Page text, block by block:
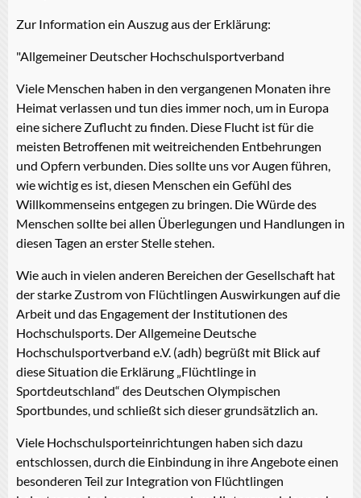
Zur Information ein Auszug aus der Erklärung:
"Allgemeiner Deutscher Hochschulsportverband
Viele Menschen haben in den vergangenen Monaten ihre
Heimat verlassen und tun dies immer noch, um in Europa
eine sichere Zuflucht zu finden. Diese Flucht ist für die
meisten Betroffenen mit weitreichenden Entbehrungen
und Opfern verbunden. Dies sollte uns vor Augen führen,
wie wichtig es ist, diesen Menschen ein Gefühl des
Willkommenseins entgegen zu bringen. Die Würde des
Menschen sollte bei allen Überlegungen und Handlungen in
diesen Tagen an erster Stelle stehen.
Wie auch in vielen anderen Bereichen der Gesellschaft hat
der starke Zustrom von Flüchtlingen Auswirkungen auf die
Arbeit und das Engagement der Institutionen des
Hochschulsports. Der Allgemeine Deutsche
Hochschulsportverband e.V. (adh) begrüßt mit Blick auf
diese Situation die Erklärung „Flüchtlinge in
Sportdeutschland“ des Deutschen Olympischen
Sportbundes, und schließt sich dieser grundsätzlich an.
Viele Hochschulsporteinrichtungen haben sich dazu
entschlossen, durch die Einbindung in ihre Angebote einen
besonderen Teil zur Integration von Flüchtlingen